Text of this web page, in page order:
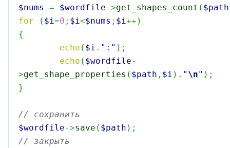
$nums
= $wordfile->get_shapes_count ( $path
for
( $i=0 ; $i<$nums ; $i++ )
{
echo ( $i . ":" ) ;
echo ( $wordfile-
>get_shape_properties ( $path , $i ) . " \n" ) ;
}
// сохранить
$wordfile->save ( $path ) ;
// закрыть